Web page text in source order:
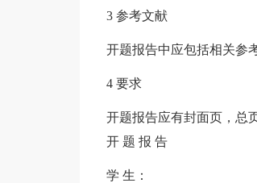
3 参考文献
开题报告中应包括相关参
4 要求
开题报告应有封面页，总
开 题 报 告
学 生：